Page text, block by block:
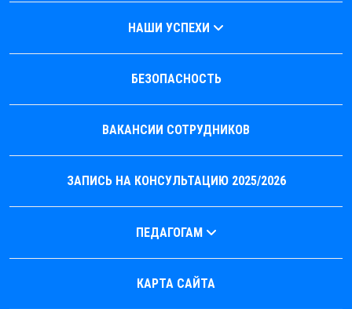
НАШИ УСПЕХИ
БЕЗОПАСНОСТЬ
ВАКАНСИИ СОТРУДНИКОВ
ЗАПИСЬ НА КОНСУЛЬТАЦИЮ 2025/2026
ПЕДАГОГАМ
КАРТА САЙТА